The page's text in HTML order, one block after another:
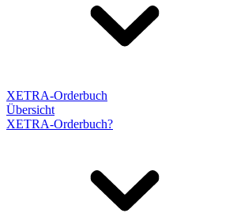
XETRA-Orderbuch
Übersicht
XETRA-Orderbuch?